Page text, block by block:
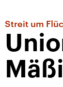
Streit um